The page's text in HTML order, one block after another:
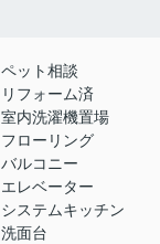
ペット相談
リフォーム済
室内洗濯機置場
フローリング
バルコニー
エレベーター
システムキッチン
洗面台